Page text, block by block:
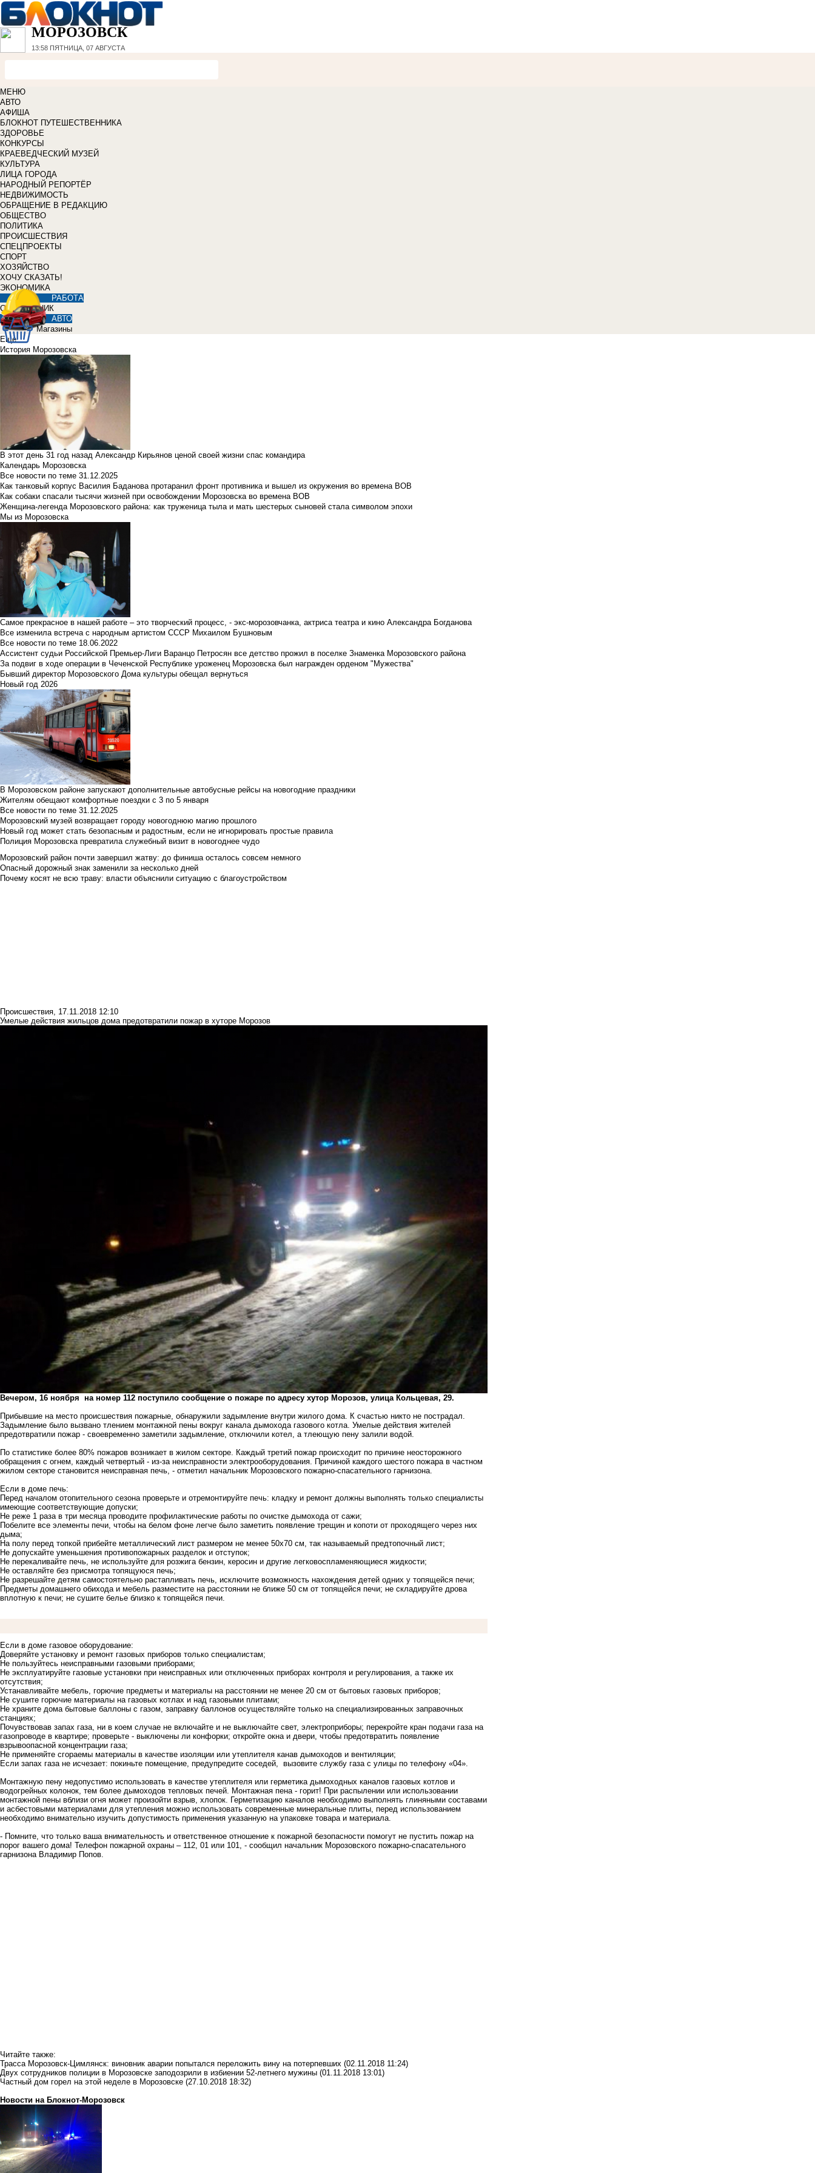
МОРОЗОВСК
13:58 ПЯТНИЦА, 07 АВГУСТА
МЕНЮ
АВТО
АФИША
БЛОКНОТ ПУТЕШЕСТВЕННИКА
ЗДОРОВЬЕ
КОНКУРСЫ
КРАЕВЕДЧЕСКИЙ МУЗЕЙ
КУЛЬТУРА
ЛИЦА ГОРОДА
НАРОДНЫЙ РЕПОРТЁР
НЕДВИЖИМОСТЬ
ОБРАЩЕНИЕ В РЕДАКЦИЮ
ОБЩЕСТВО
ПОЛИТИКА
ПРОИСШЕСТВИЯ
СПЕЦПРОЕКТЫ
СПОРТ
ХОЗЯЙСТВО
ХОЧУ СКАЗАТЬ!
ЭКОНОМИКА
РАБОТА
СПРАВОЧНИК
АВТО
Магазины
Еще
История Морозовска
В этот день 31 год назад Александр Кирьянов ценой своей жизни спас командира
Календарь Морозовска
Все новости по теме 31.12.2025
Как танковый корпус Василия Баданова протаранил фронт противника и вышел из окружения во времена ВОВ
Как собаки спасали тысячи жизней при освобождении Морозовска во времена ВОВ
Женщина-легенда Морозовского района: как труженица тыла и мать шестерых сыновей стала символом эпохи
Мы из Морозовска
Самое прекрасное в нашей работе – это творческий процесс, - экс-морозовчанка, актриса театра и кино Александра Богданова
Все изменила встреча с народным артистом СССР Михаилом Бушновым
Все новости по теме 18.06.2022
Ассистент судьи Российской Премьер-Лиги Варанцо Петросян все детство прожил в поселке Знаменка Морозовского района
За подвиг в ходе операции в Чеченской Республике уроженец Морозовска был награжден орденом "Мужества"
Бывший директор Морозовского Дома культуры обещал вернуться
Новый год 2026
В Морозовском районе запускают дополнительные автобусные рейсы на новогодние праздники
Жителям обещают комфортные поездки с 3 по 5 января
Все новости по теме 31.12.2025
Морозовский музей возвращает городу новогоднюю магию прошлого
Новый год может стать безопасным и радостным, если не игнорировать простые правила
Полиция Морозовска превратила служебный визит в новогоднее чудо
Морозовский район почти завершил жатву: до финиша осталось совсем немного
Опасный дорожный знак заменили за несколько дней
Почему косят не всю траву: власти объяснили ситуацию с благоустройством
Происшествия, 17.11.2018 12:10
Умелые действия жильцов дома предотвратили пожар в хуторе Морозов
Вечером, 16 ноября на номер 112 поступило сообщение о пожаре по адресу хутор Морозов, улица Кольцевая, 29.
Прибывшие на место происшествия пожарные, обнаружили задымление внутри жилого дома. К счастью никто не пострадал.
Задымление было вызвано тлением монтажной пены вокруг канала дымохода газового котла. Умелые действия жителей
предотвратили пожар - своевременно заметили задымление, отключили котел, а тлеющую пену залили водой.
По статистике более 80% пожаров возникает в жилом секторе. Каждый третий пожар происходит по причине неосторожного
обращения с огнем, каждый четвертый - из-за неисправности электрооборудования. Причиной каждого шестого пожара в частном
жилом секторе становится неисправная печь, - отметил начальник Морозовского пожарно-спасательного гарнизона.
Если в доме печь:
Перед началом отопительного сезона проверьте и отремонтируйте печь: кладку и ремонт должны выполнять только специалисты
имеющие соответствующие допуски;
Не реже 1 раза в три месяца проводите профилактические работы по очистке дымохода от сажи;
Побелите все элементы печи, чтобы на белом фоне легче было заметить появление трещин и копоти от проходящего через них
дыма;
На полу перед топкой прибейте металлический лист размером не менее 50х70 см, так называемый предтопочный лист;
Не допускайте уменьшения противопожарных разделок и отступок;
Не перекаливайте печь, не используйте для розжига бензин, керосин и другие легковоспламеняющиеся жидкости;
Не оставляйте без присмотра топящуюся печь;
Не разрешайте детям самостоятельно растапливать печь, исключите возможность нахождения детей одних у топящейся печи;
Предметы домашнего обихода и мебель разместите на расстоянии не ближе 50 см от топящейся печи; не складируйте дрова
вплотную к печи; не сушите белье близко к топящейся печи.
Если в доме газовое оборудование:
Доверяйте установку и ремонт газовых приборов только специалистам;
Не пользуйтесь неисправными газовыми приборами;
Не эксплуатируйте газовые установки при неисправных или отключенных приборах контроля и регулирования, а также их
отсутствия;
Устанавливайте мебель, горючие предметы и материалы на расстоянии не менее 20 см от бытовых газовых приборов;
Не сушите горючие материалы на газовых котлах и над газовыми плитами;
Не храните дома бытовые баллоны с газом, заправку баллонов осуществляйте только на специализированных заправочных
станциях;
Почувствовав запах газа, ни в коем случае не включайте и не выключайте свет, электроприборы; перекройте кран подачи газа на
газопроводе в квартире; проверьте - выключены ли конфорки; откройте окна и двери, чтобы предотвратить появление
взрывоопасной концентрации газа;
Не применяйте сгораемы материалы в качестве изоляции или утеплителя канав дымоходов и вентиляции;
Если запах газа не исчезает: покиньте помещение, предупредите соседей, вызовите службу газа с улицы по телефону «04».
Монтажную пену недопустимо использовать в качестве утеплителя или герметика дымоходных каналов газовых котлов и
водогрейных колонок, тем более дымоходов тепловых печей. Монтажная пена - горит! При распылении или использовании
монтажной пены вблизи огня может произойти взрыв, хлопок. Герметизацию каналов необходимо выполнять глиняными составами
и асбестовыми материалами для утепления можно использовать современные минеральные плиты, перед использованием
необходимо внимательно изучить допустимость применения указанную на упаковке товара и материала.
- Помните, что только ваша внимательность и ответственное отношение к пожарной безопасности помогут не пустить пожар на
порог вашего дома! Телефон пожарной охраны – 112, 01 или 101, - сообщил начальник Морозовского пожарно-спасательного
гарнизона Владимир Попов.
Читайте также:
Трасса Морозовск-Цимлянск: виновник аварии попытался переложить вину на потерпевших (02.11.2018 11:24)
Двух сотрудников полиции в Морозовске заподозрили в избиении 52-летнего мужины (01.11.2018 13:01)
Частный дом горел на этой неделе в Морозовске (27.10.2018 18:32)
Новости на Блoкнoт-Морозовск